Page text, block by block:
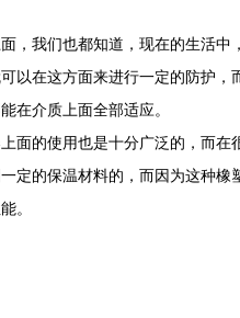
，我们也都知道，现在的生活中
以在这方面来进行一定的防护，
在介质上面全部适应。
面的使用也是十分广泛的，而在
定的保温材料的，而因为这种橡
。